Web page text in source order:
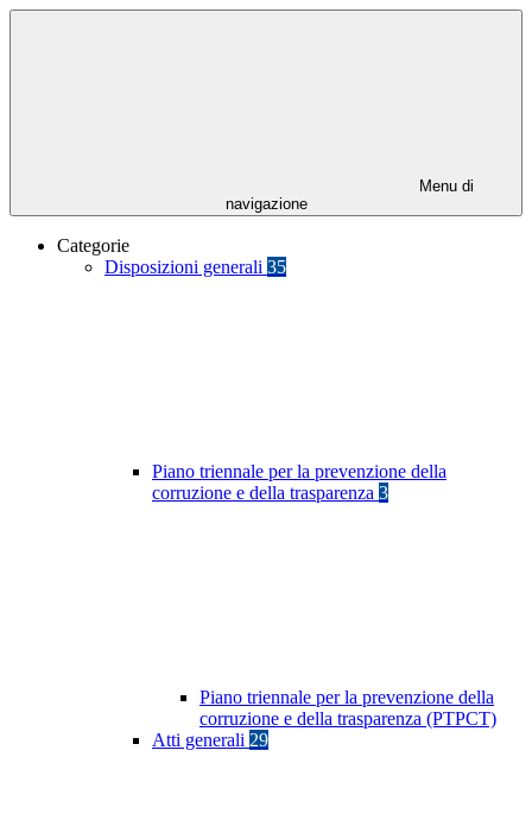
Menu di
navigazione
Categorie
Disposizioni generali 35
Piano triennale per la prevenzione della
corruzione e della trasparenza 3
Piano triennale per la prevenzione della
corruzione e della trasparenza (PTPCT)
Atti generali 29